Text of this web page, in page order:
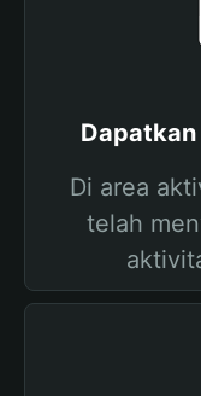
Di area
telah